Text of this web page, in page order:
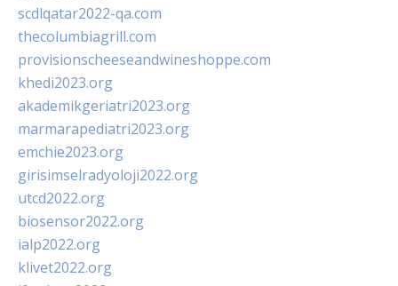
scdlqatar2022-qa.com
thecolumbiagrill.com
provisionscheeseandwineshoppe.com
khedi2023.org
akademikgeriatri2023.org
marmarapediatri2023.org
emchie2023.org
girisimselradyoloji2022.org
utcd2022.org
biosensor2022.org
ialp2022.org
klivet2022.org